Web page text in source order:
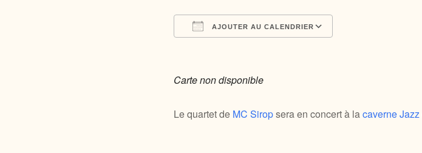
AJOUTER AU CALENDRIER
Carte non disponible
Le quartet de MC Siropsera en concert à lacaverne Jazz